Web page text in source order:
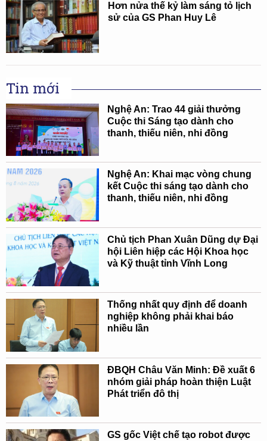
Hơn nửa thế kỷ làm sáng tỏ lịch
sử của GS Phan Huy Lê
Tin mới
Nghệ An: Trao 44 giải thưởng
Cuộc thi Sáng tạo dành cho
thanh, thiếu niên, nhi đồng
Nghệ An: Khai mạc vòng chung
kết Cuộc thi sáng tạo dành cho
thanh, thiếu niên, nhi đồng
Chủ tịch Phan Xuân Dũng dự Đại
hội Liên hiệp các Hội Khoa học
và Kỹ thuật tỉnh Vĩnh Long
Thống nhất quy định để doanh
nghiệp không phải khai báo
nhiều lần
ĐBQH Châu Văn Minh: Đề xuất 6
nhóm giải pháp hoàn thiện Luật
Phát triển đô thị
GS gốc Việt chế tạo robot được